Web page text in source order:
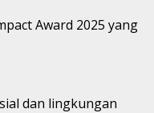
Award 2025 yang
dan lingkungan